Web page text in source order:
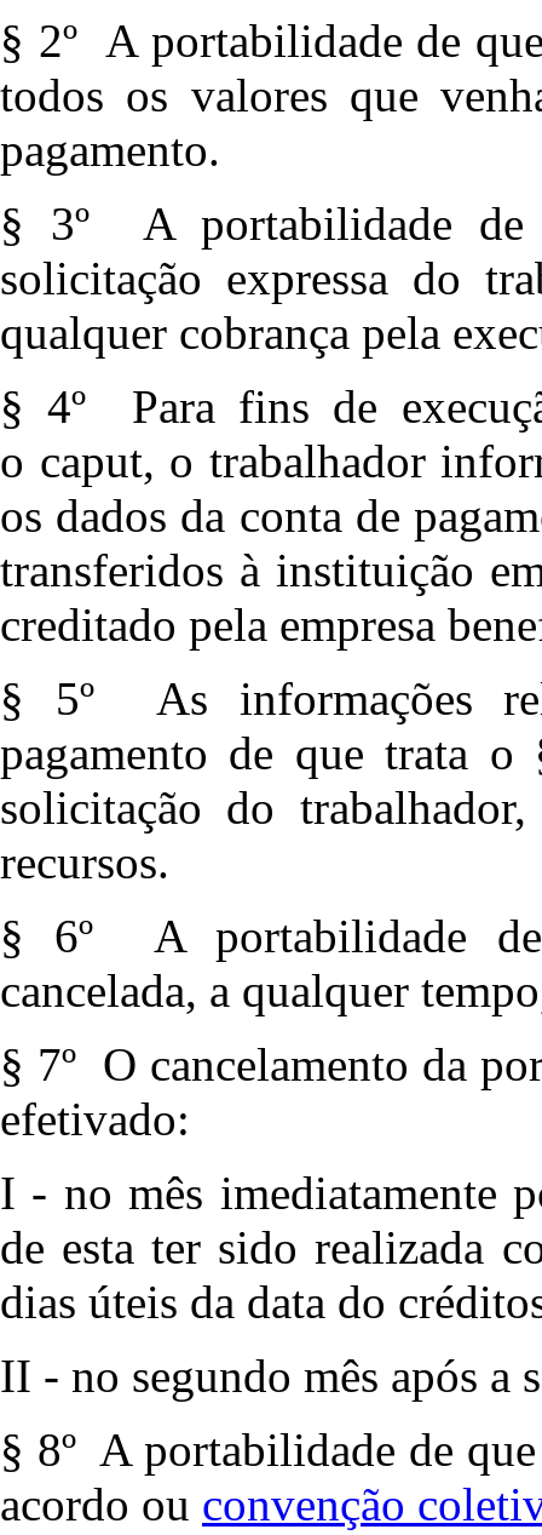
§ 2º A portabilidade de
todos os valores que
pagamento.
§ 3º A portabilidade de
solicitação expressa do
qualquer cobrança pela
§ 4º Para fins de
o caput, o trabalhador
os dados da conta de
transferidos à instituição
creditado pela empresa
§ 5º As informações
pagamento de que trata o
solicitação do
recursos.
§ 6º A portabilidade
cancelada, a qualquer
§ 7º O cancelamento da
efetivado:
I - no mês imediatamente
de esta ter sido realizada
dias úteis da data do
II - no segundo mês após a
§ 8º A portabilidade de
acordo ou convenção